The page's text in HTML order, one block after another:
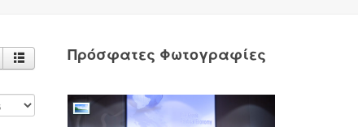
Πρόσφατες Φωτογραφίες